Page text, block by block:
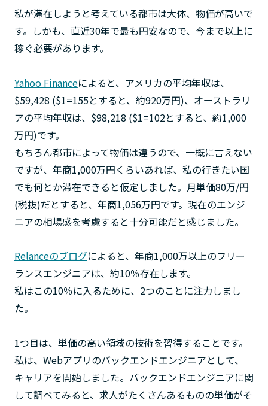
私が滞在しようと考えている都市は大体、物価が高いで
す。しかも、直近30年で最も円安なので、今まで以上に
稼ぐ必要があります。
Yahoo Financeによると、アメリカの平均年収は、
$59,428 ($1=155とすると、約920万円)、オーストラリ
アの平均年収は、$98,218 ($1=102とすると、約1,000
万円)です。
もちろん都市によって物価は違うので、一概に言えない
ですが、年商1,000万円くらいあれば、私の行きたい国
でも何とか滞在できると仮定しました。月単価80万/円
(税抜)だとすると、年商1,056万円です。現在のエンジ
ニアの相場感を考慮すると十分可能だと感じました。
Relanceのブログによると、年商1,000万以上のフリー
ランスエンジニアは、約10％存在します。
私はこの10％に入るために、2つのことに注力しまし
た。
1つ目は、単価の高い領域の技術を習得することです。
私は、Webアプリのバックエンドエンジニアとして、
キャリアを開始しました。バックエンドエンジニアに関
して調べてみると、求人がたくさんあるものの単価がそ